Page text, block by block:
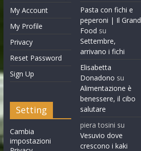
My Account
My Profile
Privacy
Reset Password
Sign Up
Setting
Cambia
impostazioni
Pasta con fichi e
peperoni | Il Grand
Food su
Settembre,
arrivano i fichi
Elisabetta
Donadono su
Alimentazione è
benessere, il cibo
salutare
piera tosini su
Vesuvio dove
crescono i kaki